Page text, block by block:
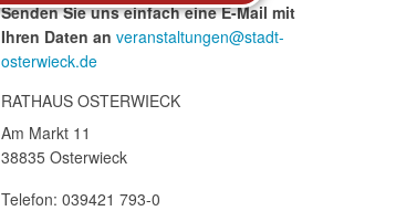
Senden Sie uns einfach eine E-Mail mit
Ihren Daten an veranstaltungen@stadt-
osterwieck.de
RATHAUS OSTERWIECK
Am Markt 11
38835 Osterwieck
Telefon: 039421 793-0